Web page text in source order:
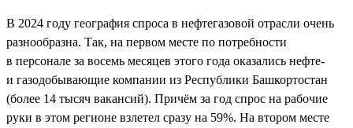
В 2024 году география спроса в нефтегазовой отрасли очень
разнообразна. Так, на первом месте по потребности
в персонале за восемь месяцев этого года оказались нефте-
и газодобывающие компании из Республики Башкортостан
(более 14 тысяч вакансий). Причём за год спрос на рабочие
руки в этом регионе взлетел сразу на 59%. На втором месте